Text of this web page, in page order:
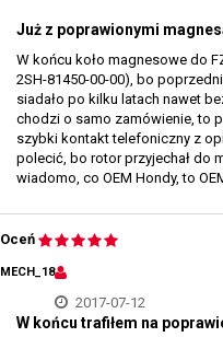
Już z poprawionymi
W końcu koło magnesowe do
2SH-81450-00-00), bo
siadało po kilku latach nawet
chodzi o samo zamówienie, to
szybki kontakt telefoniczny z
polecić, bo rotor przyjechał do
wiadomo, co OEM Hondy, to
Oceń
MECH_18
2017-07-12
W końcu trafiłem na